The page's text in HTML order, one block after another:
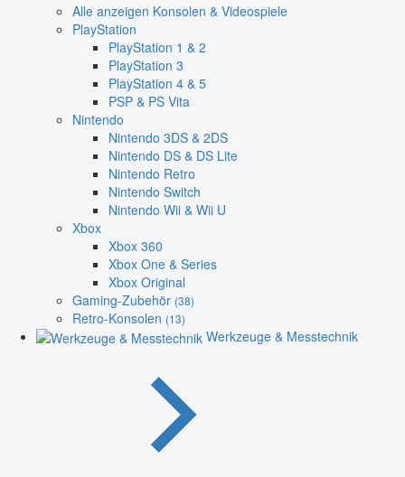
Alle anzeigen Konsolen & Videospiele
PlayStation
PlayStation 1 & 2
PlayStation 3
PlayStation 4 & 5
PSP & PS Vita
Nintendo
Nintendo 3DS & 2DS
Nintendo DS & DS Lite
Nintendo Retro
Nintendo Switch
Nintendo Wii & Wii U
Xbox
Xbox 360
Xbox One & Series
Xbox Original
Gaming-Zubehör (38)
Retro-Konsolen (13)
Werkzeuge & Messtechnik